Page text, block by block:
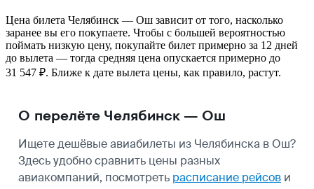
Цена билета Челябинск — Ош зависит от того, насколько
заранее вы его покупаете. Чтобы с большей вероятностью
поймать низкую цену, покупайте билет примерно за 12 дней
до вылета — тогда средняя цена опускается примерно до
31 547 ₽. Ближе к дате вылета цены, как правило, растут.
О перелёте Челябинск — Ош
Ищете дешёвые авиабилеты из Челябинска в Ош?
Здесь удобно сравнить цены разных
авиакомпаний, посмотреть расписание рейсов и